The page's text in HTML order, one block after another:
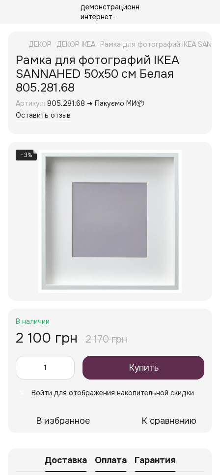
ДЕКОР ДЕКОР IKEA Рамка для фотографий IKEA
Рамка для фотографий IKEA
SANNAHED 50x50 см Белая
805.281.68
Артикул: 805.281.68 ➜ Пакуємо МИ📦
Оставить отзыв
−3%
В наличии
2 100 грн 2 170 грн
Купить
Войти для отображения накопительной скидки
В избранное К сравнению
Доставка Оплата Гарантия